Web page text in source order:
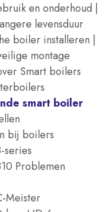
en onderhoud |
levensduur
boiler installeren |
montage
Smart boilers
smart boiler
bij boilers
series
Problemen
Meister